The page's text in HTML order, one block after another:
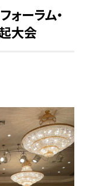
ーラム・
大会